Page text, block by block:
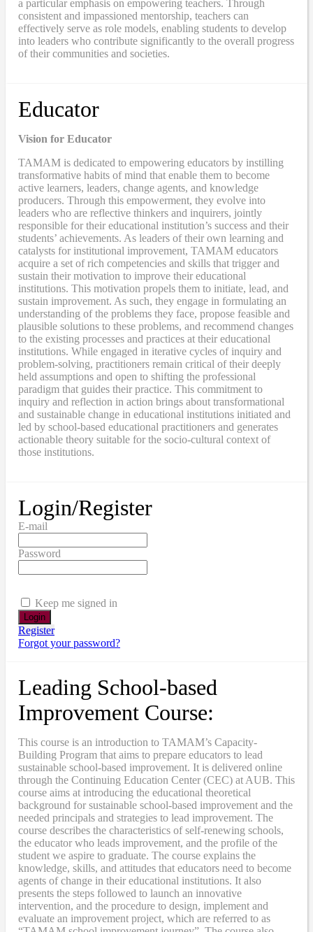
a particular emphasis on empowering teachers. Through
consistent and impassioned mentorship, teachers can
effectively serve as role models, enabling students to develop
into leaders who contribute significantly to the overall progress
of their communities and societies.
Educator
Vision for Educator
TAMAM is dedicated to empowering educators by instilling
transformative habits of mind that enable them to become
active learners, leaders, change agents, and knowledge
producers. Through this empowerment, they evolve into
leaders who are reflective thinkers and inquirers, jointly
responsible for their educational institution’s success and their
students’ achievements. As leaders of their own learning and
catalysts for institutional improvement, TAMAM educators
acquire a set of rich competencies and skills that trigger and
sustain their motivation to improve their educational
institutions. This motivation propels them to initiate, lead, and
sustain improvement. As such, they engage in formulating an
understanding of the problems they face, propose feasible and
plausible solutions to these problems, and recommend changes
to the existing processes and practices at their educational
institutions. While engaged in iterative cycles of inquiry and
problem-solving, practitioners remain critical of their deeply
held assumptions and open to shifting the professional
paradigm that guides their practice. This commitment to
inquiry and reflection in action brings about transformational
and sustainable change in educational institutions initiated and
led by school-based educational practitioners and generates
actionable theory suitable for the socio-cultural context of
those institutions.
Login/Register
E-mail
Password
Keep me signed in
Register
Forgot your password?
Leading School-based
Improvement Course:
This course is an introduction to TAMAM’s Capacity-
Building Program that aims to prepare educators to lead
sustainable school-based improvement. It is delivered online
through the Continuing Education Center (CEC) at AUB. This
course aims at introducing the educational theoretical
background for sustainable school-based improvement and the
needed principals and strategies to lead improvement. The
course describes the characteristics of self-renewing schools,
the educator who leads improvement, and the profile of the
student we aspire to graduate. The course explains the
knowledge, skills, and attitudes that educators need to become
agents of change in their educational institutions. It also
presents the steps followed to launch an innovative
intervention, and the procedure to design, implement and
evaluate an improvement project, which are referred to as